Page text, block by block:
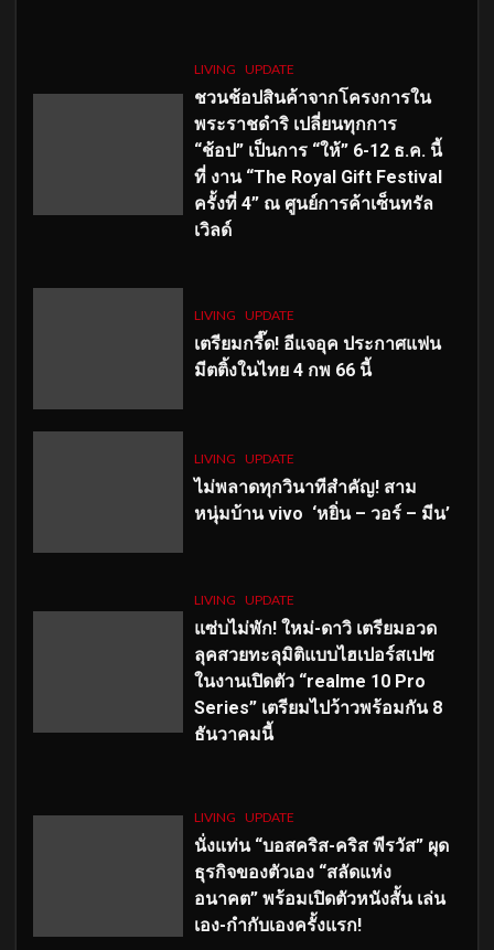
LIVING UPDATE
ชวนช้อปสินค้าจากโครงการใน
พระราชดำริ เปลี่ยนทุกการ
“ช้อป” เป็นการ “ให้” 6-12 ธ.ค. นี้
ที่ งาน “The Royal Gift Festival
ครั้งที่ 4” ณ ศูนย์การค้าเซ็นทรัล
เวิลด์
LIVING UPDATE
เตรียมกรี๊ด! อีแจอุค ประกาศแฟน
มีตติ้งในไทย 4 กพ 66 นี้
LIVING UPDATE
ไม่พลาดทุกวินาทีสำคัญ! สาม
หนุ่มบ้าน vivo ‘หยิ่น – วอร์ – มีน’
LIVING UPDATE
แซ่บไม่พัก! ใหม่-ดาวิ เตรียมอวด
ลุคสวยทะลุมิติแบบไฮเปอร์สเปซ
ในงานเปิดตัว “realme 10 Pro
Series” เตรียมไปว้าวพร้อมกัน 8
ธันวาคมนี้
LIVING UPDATE
นั่งแท่น “บอสคริส-คริส พีรวัส” ผุด
ธุรกิจของตัวเอง “สลัดแห่ง
อนาคต” พร้อมเปิดตัวหนังสั้น เล่น
เอง-กำกับเองครั้งแรก!